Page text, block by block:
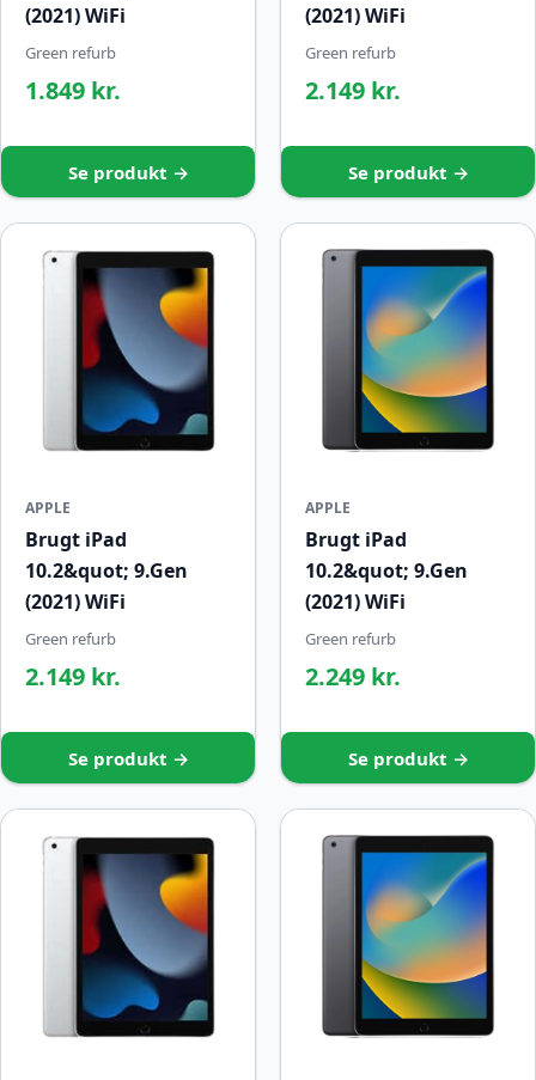
(2021) WiFi
Green refurb
1.849 kr.
Se produkt →
(2021) WiFi
Green refurb
2.149 kr.
Se produkt →
APPLE
Brugt iPad
10.2&quot; 9.Gen
(2021) WiFi
Green refurb
2.149 kr.
Se produkt →
APPLE
Brugt iPad
10.2&quot; 9.Gen
(2021) WiFi
Green refurb
2.249 kr.
Se produkt →